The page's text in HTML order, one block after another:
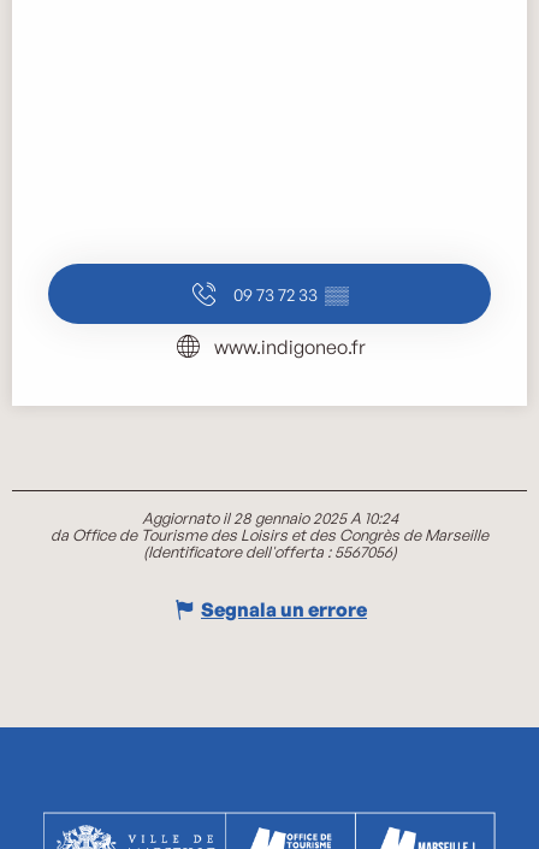
09 73 72 33 ▒▒
www.indigoneo.fr
Aggiornato il 28 gennaio 2025 A 10:24
da Office de Tourisme des Loisirs et des Congrès de Marseille
(Identificatore dell'offerta :5567056)
Segnala un errore